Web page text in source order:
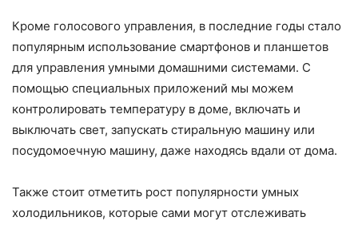
Кроме голосового управления, в последние годы стало
популярным использование смартфонов и планшетов
для управления умными домашними системами. С
помощью специальных приложений мы можем
контролировать температуру в доме, включать и
выключать свет, запускать стиральную машину или
посудомоечную машину, даже находясь вдали от дома.
Также стоит отметить рост популярности умных
холодильников, которые сами могут отслеживать